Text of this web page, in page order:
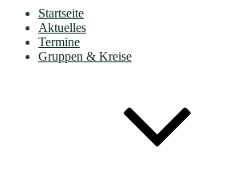
Startseite
Aktuelles
Termine
Gruppen & Kreise